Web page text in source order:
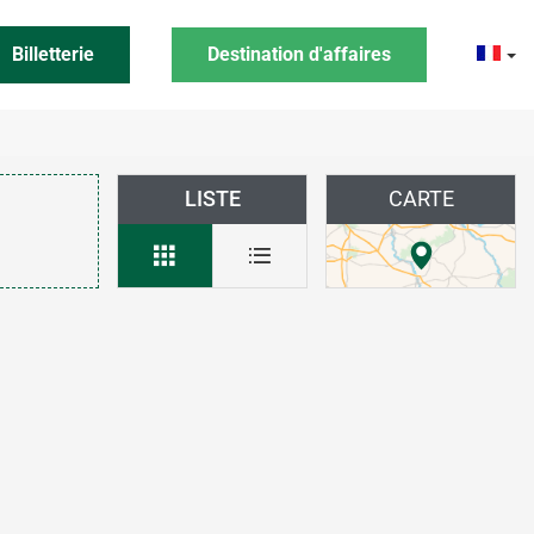
Billetterie Destination d'affaires
LISTE CARTE